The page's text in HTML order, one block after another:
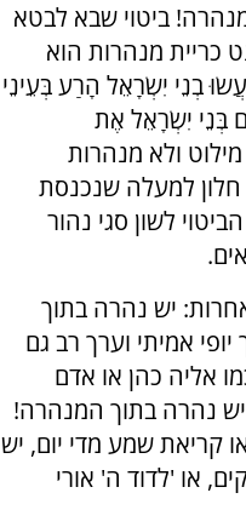
ביטוי שבא לבטא
כריית מנהרות הוא
בְנֵי יִשְׂרָאֵל הָרַע בְּעֵינֵי
בְּנֵי יִשְׂרָאֵל אֶת
ולא מנהרות
חלון למעלה שנכנסת
לשון סגי נהור
יש נהרה בתוך
אמיתי וערך רב גם
אליה כהן או אדם
יש נהרה בתוך המנהרה!
קריאת שמע מדי יום, יש
או 'לדוד ה' אורי